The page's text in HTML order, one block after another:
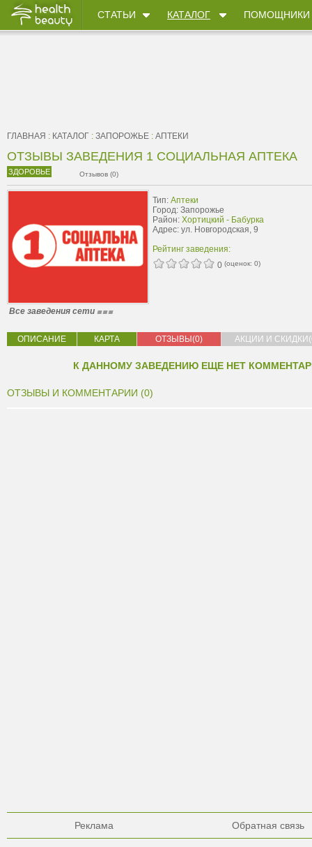
СТАТЬИ КАТАЛОГ ПОМОЩНИКИ
ГЛАВНАЯ : КАТАЛОГ : ЗАПОРОЖЬЕ : АПТЕКИ
ОТЗЫВЫ ЗАВЕДЕНИЯ 1 СОЦИАЛЬНАЯ АПТЕКА
ЗДОРОВЬЕ Отзывов (0)
Тип: Аптеки
Город: Запорожье
Район: Хортицкий - Бабурка
Адрес: ул. Новгородская, 9
Рейтинг заведения:
0 (оценок: 0)
Все заведения сети
ОПИСАНИЕ КАРТА ОТЗЫВЫ(0) АКЦИИ И
К ДАННОМУ ЗАВЕДЕНИЮ ЕЩЕ НЕТ
ОТЗЫВЫ И КОММЕНТАРИИ (0)
Реклама Обратная связь